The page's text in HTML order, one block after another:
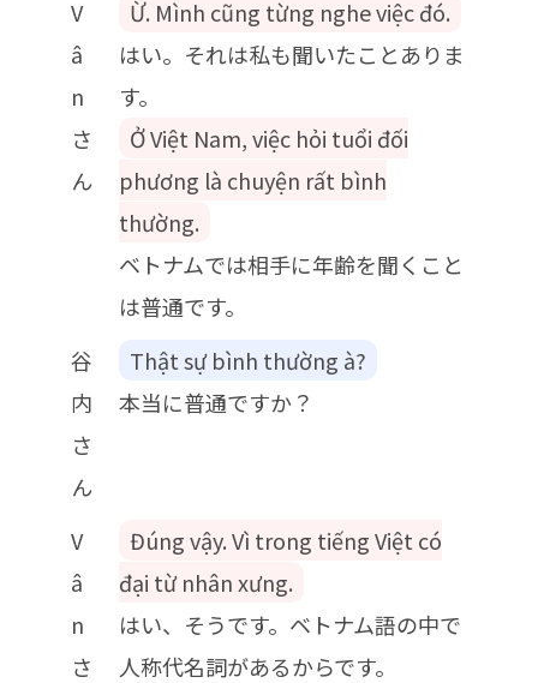
V
â
n
さ
ん
Ừ. Mình cũng từng nghe việc đó.
はい。それは私も聞いたことありま
す。
Ở Việt Nam, việc hỏi tuổi đối
phương là chuyện rất bình
thường.
ベトナムでは相手に年齢を聞くこと
は普通です。
谷
内
さ
ん
Thật sự bình thường à?
本当に普通ですか？
V
â
n
さ
Đúng vậy. Vì trong tiếng Việt có
đại từ nhân xưng.
はい、そうです。ベトナム語の中で
人称代名詞があるからです。